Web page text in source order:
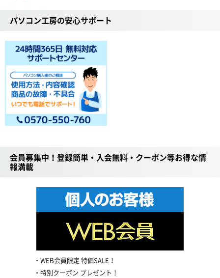
パソコン工房の安心サポート
会員募集中！登録簡単・入会無料・クーポン等お得な情
報満載
WEB会員限定 特価SALE！
特別クーポン プレゼント！